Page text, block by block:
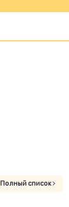
Полный список